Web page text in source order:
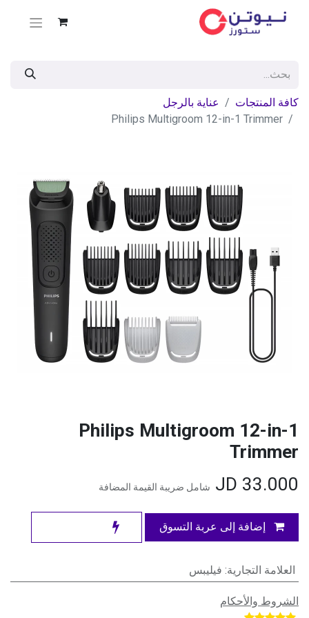
كافة المنتجات
عناية بالرجل
Philips Multigroom 12-in-1 Trimmer
Philips Multigroom 12-in-1
Trimmer
33.000
شامل ضريبة القيمة المضافة
إضافة إلى عربة التسوق
العلامة التجارية: فيليبس
الشروط والأحكام